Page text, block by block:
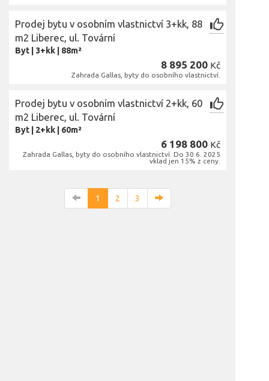
Prodej bytu v osobním vlastnictví 3+kk, 88
m2 Liberec, ul. Tovární
Byt 3+kk 88m²
8 895 200 Kč
Zahrada Gallas, byty do osobního vlastnictví.
Prodej bytu v osobním vlastnictví 2+kk, 60
m2 Liberec, ul. Tovární
Byt 2+kk 60m²
6 198 800 Kč
Zahrada Gallas, byty do osobního vlastnictví. Do 30.6. 2025
vklad jen 15% z ceny.
1 2 3